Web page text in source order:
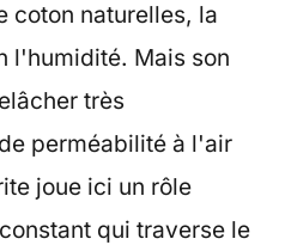
coton naturelles, la
l'humidité. Mais son
très
perméabilité à l'air
joue ici un rôle
qui traverse le